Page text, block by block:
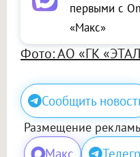
первыми с
«Макс»
Фото: АО «ГК
Сообщить
Размещение